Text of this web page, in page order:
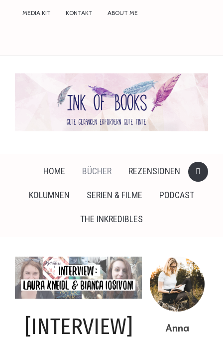
MEDIA KIT KONTAKT ABOUT ME
HOME BÜCHER REZENSIONEN
KOLUMNEN SERIEN & FILME PODCAST
THE INKREDIBLES
[INTERVIEW]
Anna